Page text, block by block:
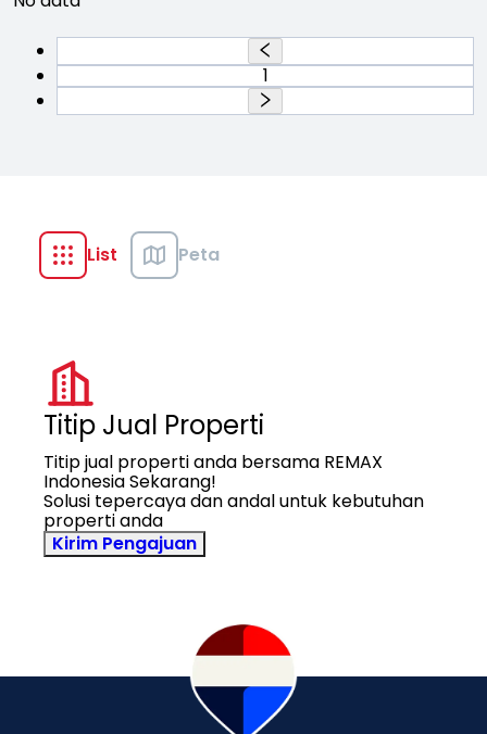
1
List Peta
Titip Jual Properti
Titip jual properti anda bersama REMAX
Indonesia Sekarang!
Solusi tepercaya dan andal untuk kebutuhan
properti anda
Kirim Pengajuan